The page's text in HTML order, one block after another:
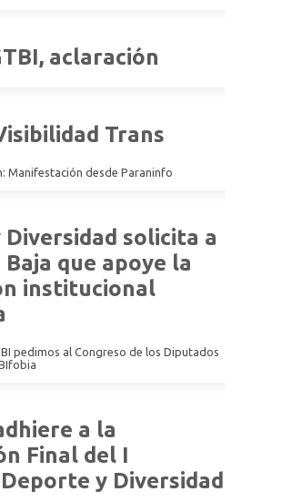
aclaración
Trans
Manifestación desde Paraninfo
solicita a
Baja que apoye la
institucional
pedimos al Congreso de los Diputados
a la
Final del I
y Diversidad